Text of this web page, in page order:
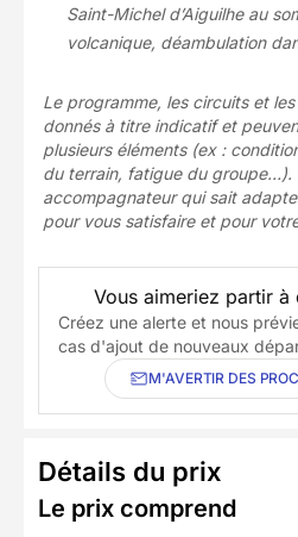
Saint-Michel d’Aiguilhe au
volcanique, déambulation
Le programme, les circuits et
donnés à titre indicatif et
plusieurs éléments (ex :
du terrain, fatigue du groupe…).
accompagnateur qui sait
pour vous satisfaire et pour
Vous aimeriez partir à
Créez une alerte et nous
cas d'ajout de nouveaux
M'AVERTIR DES
Détails du prix
Le prix comprend